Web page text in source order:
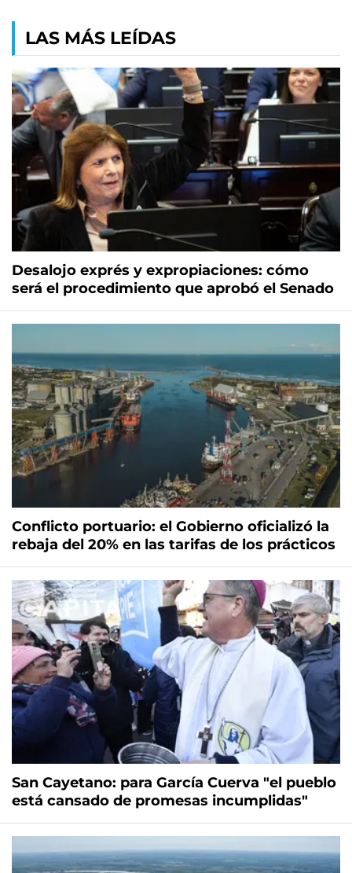
LAS MÁS LEÍDAS
Desalojo exprés y expropiaciones: cómo
será el procedimiento que aprobó el Senado
Conflicto portuario: el Gobierno oficializó la
rebaja del 20% en las tarifas de los prácticos
San Cayetano: para García Cuerva "el pueblo
está cansado de promesas incumplidas"